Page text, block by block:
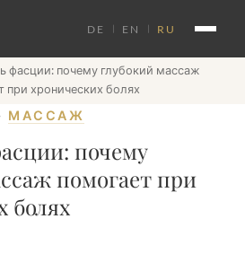
DE EN RU
фасции: почему глубокий массаж
при хронических болях
МАССАЖ
почему
помогает при
болях